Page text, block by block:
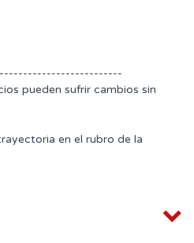
pueden sufrir cambios sin
en el rubro de la